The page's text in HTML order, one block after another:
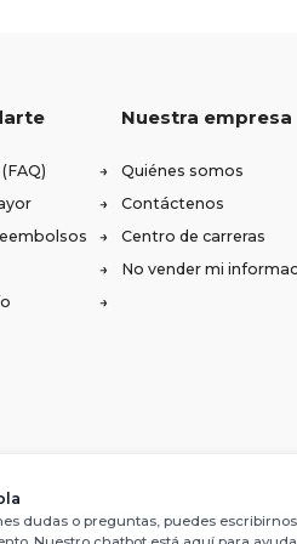
Nuestra empresa
Quiénes somos
Contáctenos
Centro de carreras
No vender mi
dudas o preguntas, puedes